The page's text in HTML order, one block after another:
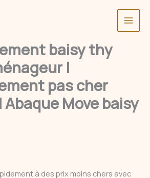
baisy thy
|
pas cher
Move baisy
à des prix moins chers avec